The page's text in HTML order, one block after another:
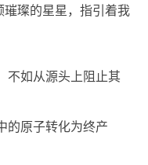
璨的星星，指引着我
不如从源头上阻止其
的原子转化为终产